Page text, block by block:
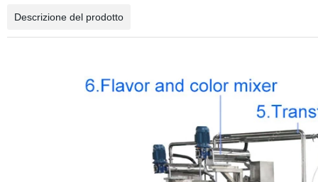
Descrizione del prodotto